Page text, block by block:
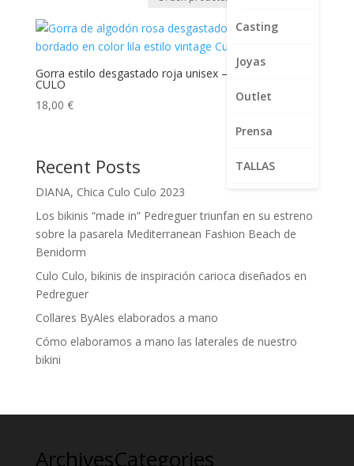
Casting
Joyas
Outlet
Prensa
TALLAS
Gorra estilo desgastado roja unisex – Alta Gama CULO
CULO
18,00 €
Recent Posts
DIANA, Chica Culo Culo 2023
Los bikinis “made in” Pedreguer triunfan en su estreno
sobre la pasarela Mediterranean Fashion Beach de
Benidorm
Culo Culo, bikinis de inspiración carioca diseñados en
Pedreguer
Collares ByAles elaborados a mano
Cómo elaboramos a mano las laterales de nuestro
bikini
ArchivesCategories